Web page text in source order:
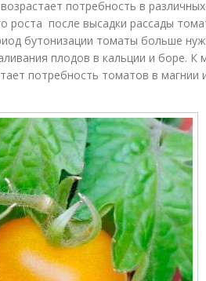
потребность в
роста после высадки рассады
бутонизации томаты больше
плодов в кальции и боре. К
потребность томатов в магнии